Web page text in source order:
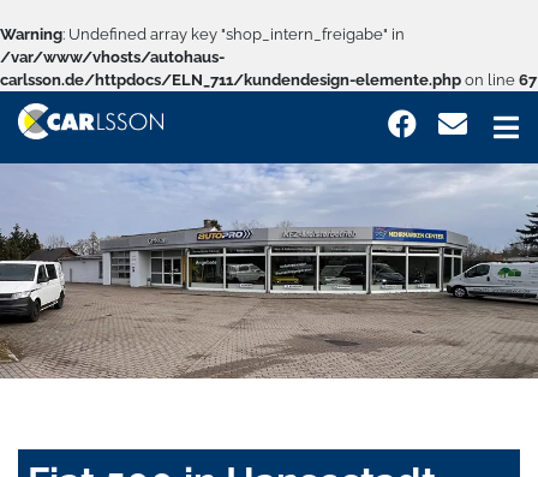
Warning: Undefined array key "shop_intern_freigabe" in
/var/www/vhosts/autohaus-
carlsson.de/httpdocs/ELN_711/kundendesign-elemente.php on line 67